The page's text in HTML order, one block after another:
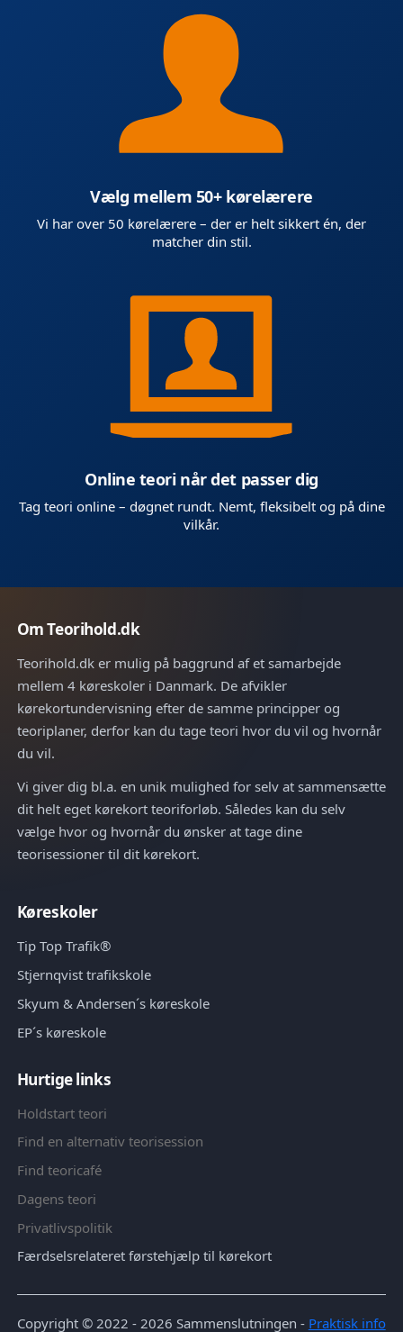
Vælg mellem 50+ kørelærere
Vi har over 50 kørelærere – der er helt sikkert én, der
matcher din stil.
Online teori når det passer dig
Tag teori online – døgnet rundt. Nemt, fleksibelt og på dine
vilkår.
Om Teorihold.dk
Teorihold.dk er mulig på baggrund af et samarbejde
mellem 4 køreskoler i Danmark. De afvikler
kørekortundervisning efter de samme principper og
teoriplaner, derfor kan du tage teori hvor du vil og hvornår
du vil.
Vi giver dig bl.a. en unik mulighed for selv at sammensætte
dit helt eget kørekort teoriforløb. Således kan du selv
vælge hvor og hvornår du ønsker at tage dine
teorisessioner til dit kørekort.
Køreskoler
Tip Top Trafik®
Stjernqvist trafikskole
Skyum & Andersen´s køreskole
EP´s køreskole
Hurtige links
Holdstart teori
Find en alternativ teorisession
Find teoricafé
Dagens teori
Privatlivspolitik
Færdselsrelateret førstehjælp til kørekort
Copyright © 2022 - 2026 Sammenslutningen - Praktisk info